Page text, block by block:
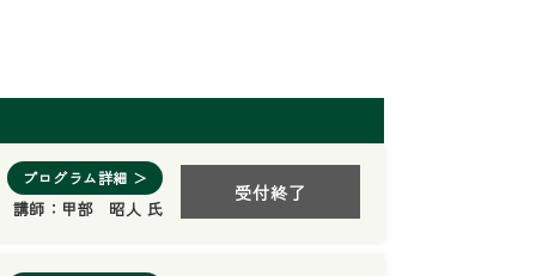
プログラム詳細 ＞
講師： 甲部 昭人 氏
受付終了